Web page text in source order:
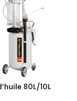
80L/10L